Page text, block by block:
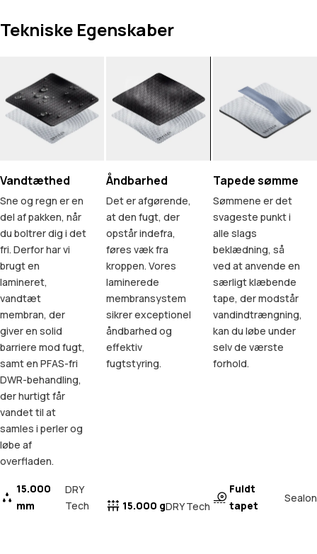
Tekniske Egenskaber
Vandtæthed
Sne og regn er en
del af pakken, når
du boltrer dig i det
fri. Derfor har vi
brugt en
lamineret,
vandtæt
membran, der
giver en solid
barriere mod fugt,
samt en PFAS-fri
DWR-behandling,
der hurtigt får
vandet til at
samles i perler og
løbe af
overfladen.
15.000
mm
DRY
Tech
Åndbarhed
Det er afgørende,
at den fugt, der
opstår indefra,
føres væk fra
kroppen. Vores
laminerede
membransystem
sikrer exceptionel
åndbarhed og
effektiv
fugtstyring.
15.000 gDRY Tech
Tapede sømme
Sømmene er det
svageste punkt i
alle slags
beklædning, så
ved at anvende en
særligt klæbende
tape, der modstår
vandindtrængning,
kan du løbe under
selv de værste
forhold.
Fuldt
tapet
Sealon